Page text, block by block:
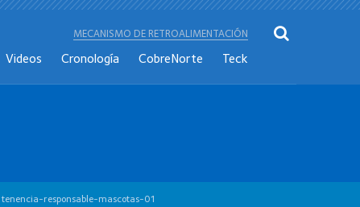
MECANISMO DE RETROALIMENTACIÓN
Videos Cronología CobreNorte Teck
tenencia-responsable-mascotas-01